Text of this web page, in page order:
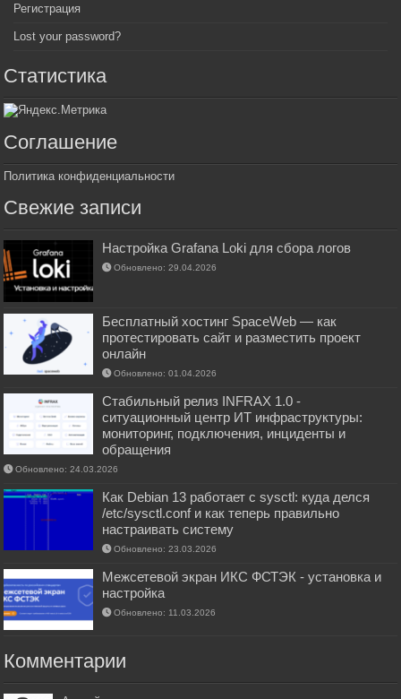
Регистрация
Lost your password?
Статистика
Соглашение
Политика конфиденциальности
Свежие записи
Настройка Grafana Loki для сбора логов
Обновлено: 29.04.2026
Бесплатный хостинг SpaceWeb — как
протестировать сайт и разместить проект
онлайн
Обновлено: 01.04.2026
Стабильный релиз INFRAX 1.0 -
ситуационный центр ИТ инфраструктуры:
мониторинг, подключения, инциденты и
обращения
Обновлено: 24.03.2026
Как Debian 13 работает с sysctl: куда делся
/etc/sysctl.conf и как теперь правильно
настраивать систему
Обновлено: 23.03.2026
Межсетевой экран ИКС ФСТЭК - установка и
настройка
Обновлено: 11.03.2026
Комментарии